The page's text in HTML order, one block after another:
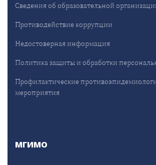
Сведения об образовательной
Противодействие коррупции
Недостоверная информация
Политика защиты и обработки
Профилактические
мероприятия
МГИМО